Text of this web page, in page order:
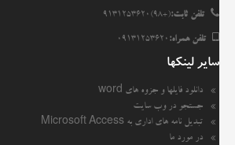
تلفن ثابت:(+98)9131253620
تلفن همراه: 09131253620
سایر لینکها
دانلود فایلها و جزوه های word
جستجو در وب سایت
تبدیل نامه های اداری به Microsoft Access
در مورد ما